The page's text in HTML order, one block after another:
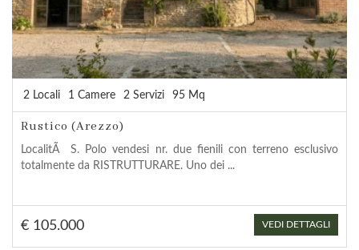
2 Locali 1 Camere 2 Servizi 95 Mq
Rustico (Arezzo)
LocalitÃ S. Polo vendesi nr. due fienili con terreno esclusivo
totalmente da RISTRUTTURARE. Uno dei ...
€ 105.000 VEDI DETTAGLI